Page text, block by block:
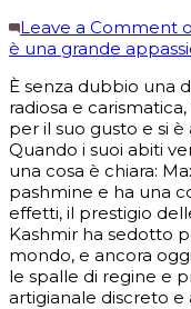
Leave a Comment
è una grande
È senza dubbio una
radiosa e
per il suo gusto e si
Quando i suoi abiti
una cosa è chiara:
pashmine e ha una
effetti, il prestigio
Kashmir ha sedotto
mondo, e ancora
le spalle di regine e
artigianale discreto e